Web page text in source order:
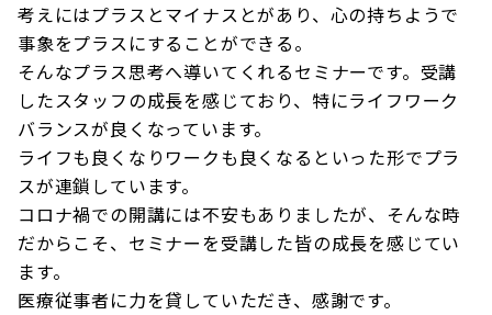
考えにはプラスとマイナスとがあり、心の持ちようで
事象をプラスにすることができる。
そんなプラス思考へ導いてくれるセミナーです。受講
したスタッフの成長を感じており、特にライフワーク
バランスが良くなっています。
ライフも良くなりワークも良くなるといった形でプラ
スが連鎖しています。
コロナ禍での開講には不安もありましたが、そんな時
だからこそ、セミナーを受講した皆の成長を感じてい
ます。
医療従事者に力を貸していただき、感謝です。